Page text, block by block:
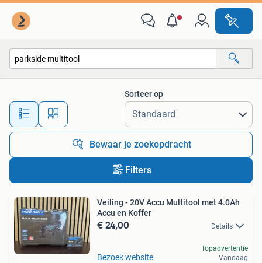
Alle afstanden…
Sorteer op
Bewaar je zoekopdracht
Filters
Veiling - 20V Accu Multitool met 4.0Ah
Accu en Koffer
€ 24,00 Details
Bezoek website
Topadvertentie
Vandaag